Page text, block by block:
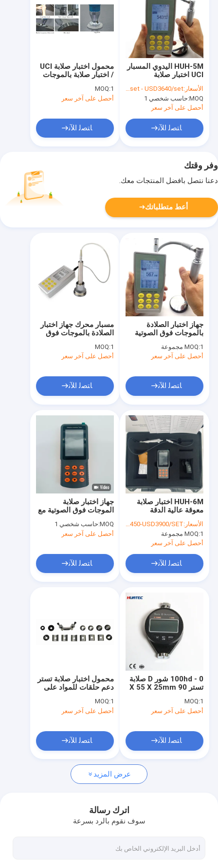
منتجات
معلومات عنا
جولة في المعمل
اتصل بنا
أخبار
حالات
معدات التجارب غير المدمرة
أشعّة سينيّة عيب مكشاف
X-ray Pipeline Crawler
محمول اختبار صلابة UCI
/ اختبار صلابة بالموجات
LCD
MOQ:1
أحصل على آخر سعر
ﺎﺘﺼﻟ ﺍﻶﻧ
HUH-5M اليدوي المسبار
UCI اختبار صلابة
بالموجات فوق الصوتية
الأسعار:USD3220/set - USD3640/set
MOQ: حاسب شخصي 1
أحصل على آخر سعر
ﺎﺘﺼﻟ ﺍﻶﻧ
وفر وقتك
دعنا نتصل بأفضل المنتجات معك.
أعط متطلباتك
مسبار محرك جهاز اختبار
الصلادة بالموجات فوق
الماسي بزاوية 136 درجة
MOQ:1
أحصل على آخر سعر
ﺎﺘﺼﻟ ﺍﻶﻧ
جهاز اختبار الصلادة
بالموجات فوق الصوتية
MOQ:1 مجموعة
أحصل على آخر سعر
ﺎﺘﺼﻟ ﺍﻶﻧ
جهاز اختبار صلابة
الموجات فوق الصوتية مع
MOQ: حاسب شخصي 1
أحصل على آخر سعر
ﺎﺘﺼﻟ ﺍﻶﻧ
HUH-6M اختبار صلابة
معوقة عالية الدقة
بالموجات فوق الصوتية
الأسعار:USD3450-USD3900/SET
MOQ:1 مجموعة
أحصل على آخر سعر
ﺎﺘﺼﻟ ﺍﻶﻧ
محمول اختبار صلابة تستر
دعم حلقات للمواد على
MOQ:1
أحصل على آخر سعر
ﺎﺘﺼﻟ ﺍﻶﻧ
0 - 100hd شور D صلابة
تستر 90 X 55 X 25mm
الكهربائي
MOQ:1
أحصل على آخر سعر
ﺎﺘﺼﻟ ﺍﻶﻧ
عرض المزيد
اترك رسالة
سوف نقوم بالرد بسرعة